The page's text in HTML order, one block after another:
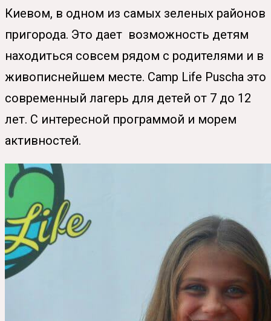
Киевом, в одном из самых зеленых районов
пригорода. Это дает возможность детям
находиться совсем рядом с родителями и в
живописнейшем месте. Camp Life Puscha это
современный лагерь для детей от 7 до 12
лет. С интересной программой и морем
активностей.